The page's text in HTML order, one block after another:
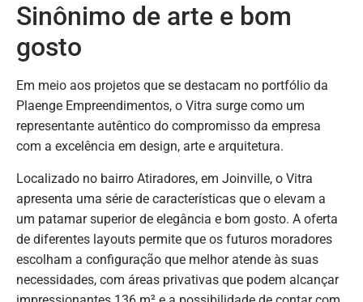
Sinônimo de arte e bom
gosto
Em meio aos projetos que se destacam no portfólio da
Plaenge Empreendimentos, o Vitra surge como um
representante autêntico do compromisso da empresa
com a excelência em design, arte e arquitetura.
Localizado no bairro Atiradores, em Joinville, o Vitra
apresenta uma série de características que o elevam a
um patamar superior de elegância e bom gosto. A oferta
de diferentes layouts permite que os futuros moradores
escolham a configuração que melhor atende às suas
necessidades, com áreas privativas que podem alcançar